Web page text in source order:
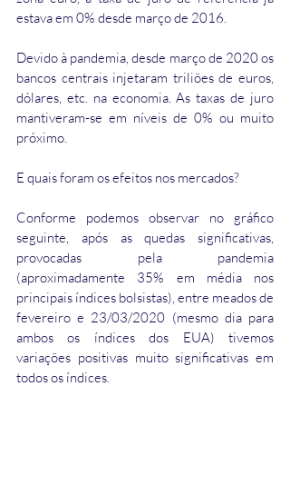
estava em 0% desde março de 2016.
Devido à pandemia, desde março de 2020 os
bancos centrais injetaram triliões de euros,
dólares, etc. na economia. As taxas de juro
mantiveram-se em níveis de 0% ou muito
próximo.
E quais foram os efeitos nos mercados?
Conforme podemos observar no gráfico
seguinte, após as quedas significativas,
provocadas pela pandemia
(aproximadamente 35% em média nos
principais índices bolsistas), entre meados de
fevereiro e 23/03/2020 (mesmo dia para
ambos os índices dos EUA) tivemos
variações positivas muito significativas em
todos os índices.